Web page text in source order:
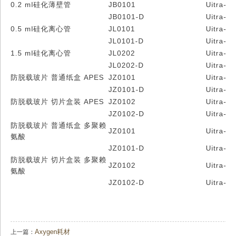
0.2 ml硅化薄壁管
JB0101
JB0101-D
0.5 ml硅化离心管
JL0101
JL0101-D
1.5 ml硅化离心管
JL0202
JL0202-D
防脱载玻片 普通纸盒 APES
JZ0101
JZ0101-D
防脱载玻片 切片盒装 APES
JZ0102
JZ0102-D
防脱载玻片 普通纸盒 多聚赖
氨酸
JZ0101
JZ0101-D
防脱载玻片 切片盒装 多聚赖
氨酸
JZ0102
JZ0102-D
上一篇： Axygen耗材